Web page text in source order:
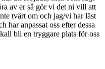
av er så gör vi det ni vill att
tvärt om och jag/vi har läst
har anpassat oss efter dessa
bli en tryggare plats för oss